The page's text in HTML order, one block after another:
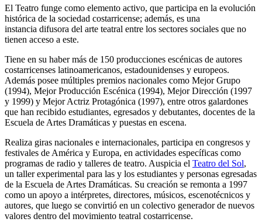
El Teatro funge como elemento activo, que participa en la evolución
histórica de la sociedad costarricense; además, es una
instancia difusora del arte teatral entre los sectores sociales que no
tienen acceso a este.
Tiene en su haber más de 150 producciones escénicas de autores
costarricenses latinoamericanos, estadounidenses y europeos.
Además posee múltiples premios nacionales como Mejor Grupo
(1994), Mejor Producción Escénica (1994), Mejor Dirección (1997
y 1999) y Mejor Actriz Protagónica (1997), entre otros galardones
que han recibido estudiantes, egresados y debutantes, docentes de la
Escuela de Artes Dramáticas y puestas en escena.
Realiza giras nacionales e internacionales, participa en congresos y
festivales de América y Europa, en actividades específicas como
programas de radio y talleres de teatro. Auspicia el Teatro del Sol,
un taller experimental para las y los estudiantes y personas egresadas
de la Escuela de Artes Dramáticas. Su creación se remonta a 1997
como un apoyo a intérpretes, directores, músicos, escenotécnicos y
autores, que luego se convirtió en un colectivo generador de nuevos
valores dentro del movimiento teatral costarricense.